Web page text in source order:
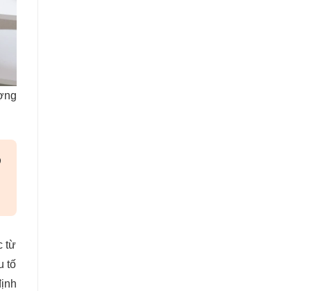
từ
tố